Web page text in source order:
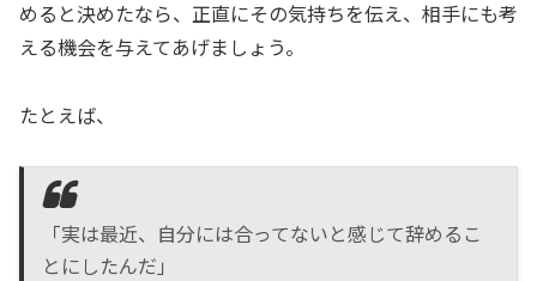
めると決めたなら、正直にその気持ちを伝え、相手にも考
える機会を与えてあげましょう。
たとえば、
「実は最近、自分には合ってないと感じて辞めるこ
とにしたんだ」